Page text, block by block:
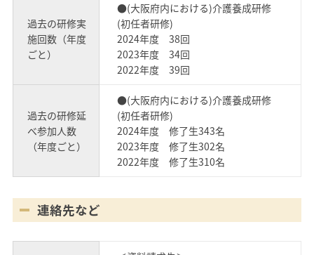
過去の研修実
施回数（年度
ごと）
●(大阪府内における)介護養成研修
(初任者研修)
2024年度 38回
2023年度 34回
2022年度 39回
過去の研修延
べ参加人数
（年度ごと）
●(大阪府内における)介護養成研修
(初任者研修)
2024年度 修了生343名
2023年度 修了生302名
2022年度 修了生310名
連絡先など